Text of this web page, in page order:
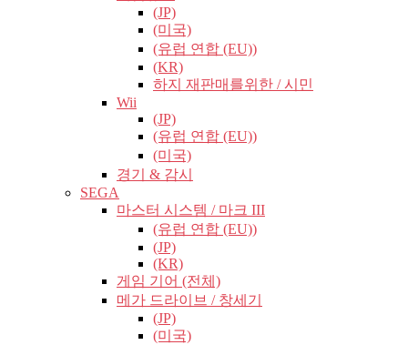
(JP)
(미국)
(유럽​​ 연합 (EU))
(KR)
하지 재판매를위한 / 시민
Wii
(JP)
(유럽​​ 연합 (EU))
(미국)
경기 & 감시
SEGA
마스터 시스템 / 마크 III
(유럽​​ 연합 (EU))
(JP)
(KR)
게임 기어 (전체)
메가 드라이브 / 창세기
(JP)
(미국)